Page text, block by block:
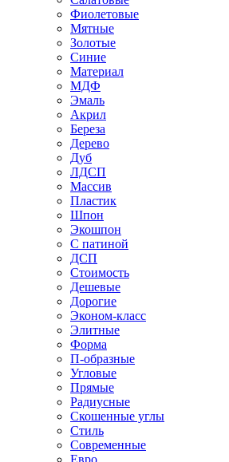
Фиолетовые
Мятные
Золотые
Синие
Материал
МДФ
Эмаль
Акрил
Береза
Дерево
Дуб
ЛДСП
Массив
Пластик
Шпон
Экошпон
С патиной
ДСП
Стоимость
Дешевые
Дорогие
Эконом-класс
Элитные
Форма
П-образные
Угловые
Прямые
Радиусные
Скошенные углы
Стиль
Современные
Евро